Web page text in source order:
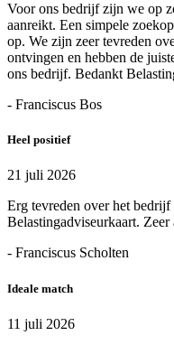
Voor ons bedrijf zijn we op
aanreikt. Een simpele
op. We zijn zeer tevreden
ontvingen en hebben de
ons bedrijf. Bedankt
- Franciscus Bos
Heel positief
21 juli 2026
Erg tevreden over het
Belastingadviseurkaart. Zeer
- Franciscus Scholten
Ideale match
11 juli 2026